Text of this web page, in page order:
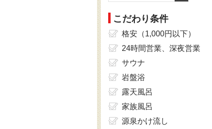
こだわり条件
格安（1,000円以下）
24時間営業、深夜営業
サウナ
岩盤浴
露天風呂
家族風呂
源泉かけ流し